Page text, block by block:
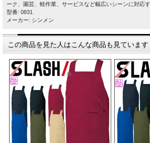
ーク、園芸、軽作業、サービスなど幅広いシーンに対応
型番: 0831
メーカー: シンメン
この商品を見た人はこんな商品も見ています